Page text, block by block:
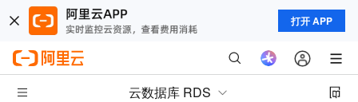
打开 APP
云数据库 RDS